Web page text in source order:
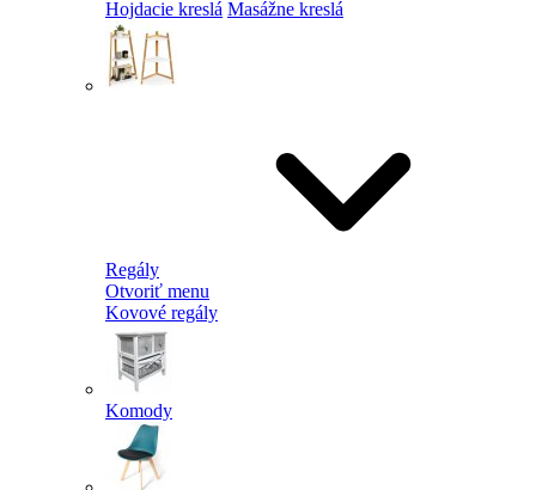
Hojdacie kreslá Masážne kreslá
Regály
Otvoriť menu
Kovové regály
Komody